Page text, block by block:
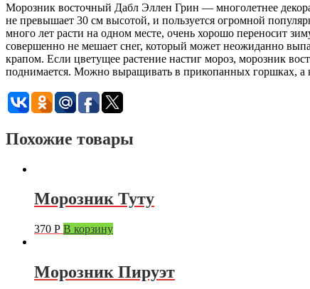
Морозник восточный Дабл Эллен Грин — многолетнее
не превышает 30 см высотой, и пользуется огромной
много лет расти на одном месте, очень хорошо переносит
совершенно не мешает снег, который может неожиданно
крапом. Если цветущее растение настиг мороз, морозник
поднимается. Можно выращивать в прикопанных горшках, а
Похожие товары
Морозник Туту
370 Р В корзину
Морозник Пируэт